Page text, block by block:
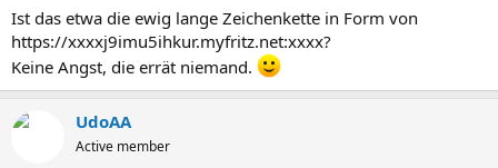
Ist das etwa die ewig lange Zeichenkette in Form von
https://xxxxj9imu5ihkur.myfritz.net:xxxx?
Keine Angst, die errät niemand.
UdoAA
Active member